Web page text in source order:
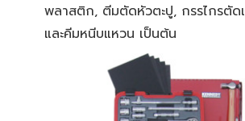
พลาสติก, ตีมตัดหัวตะปู, กรรไกรตัด
และคีมหนีบแหวน เป็นต้น